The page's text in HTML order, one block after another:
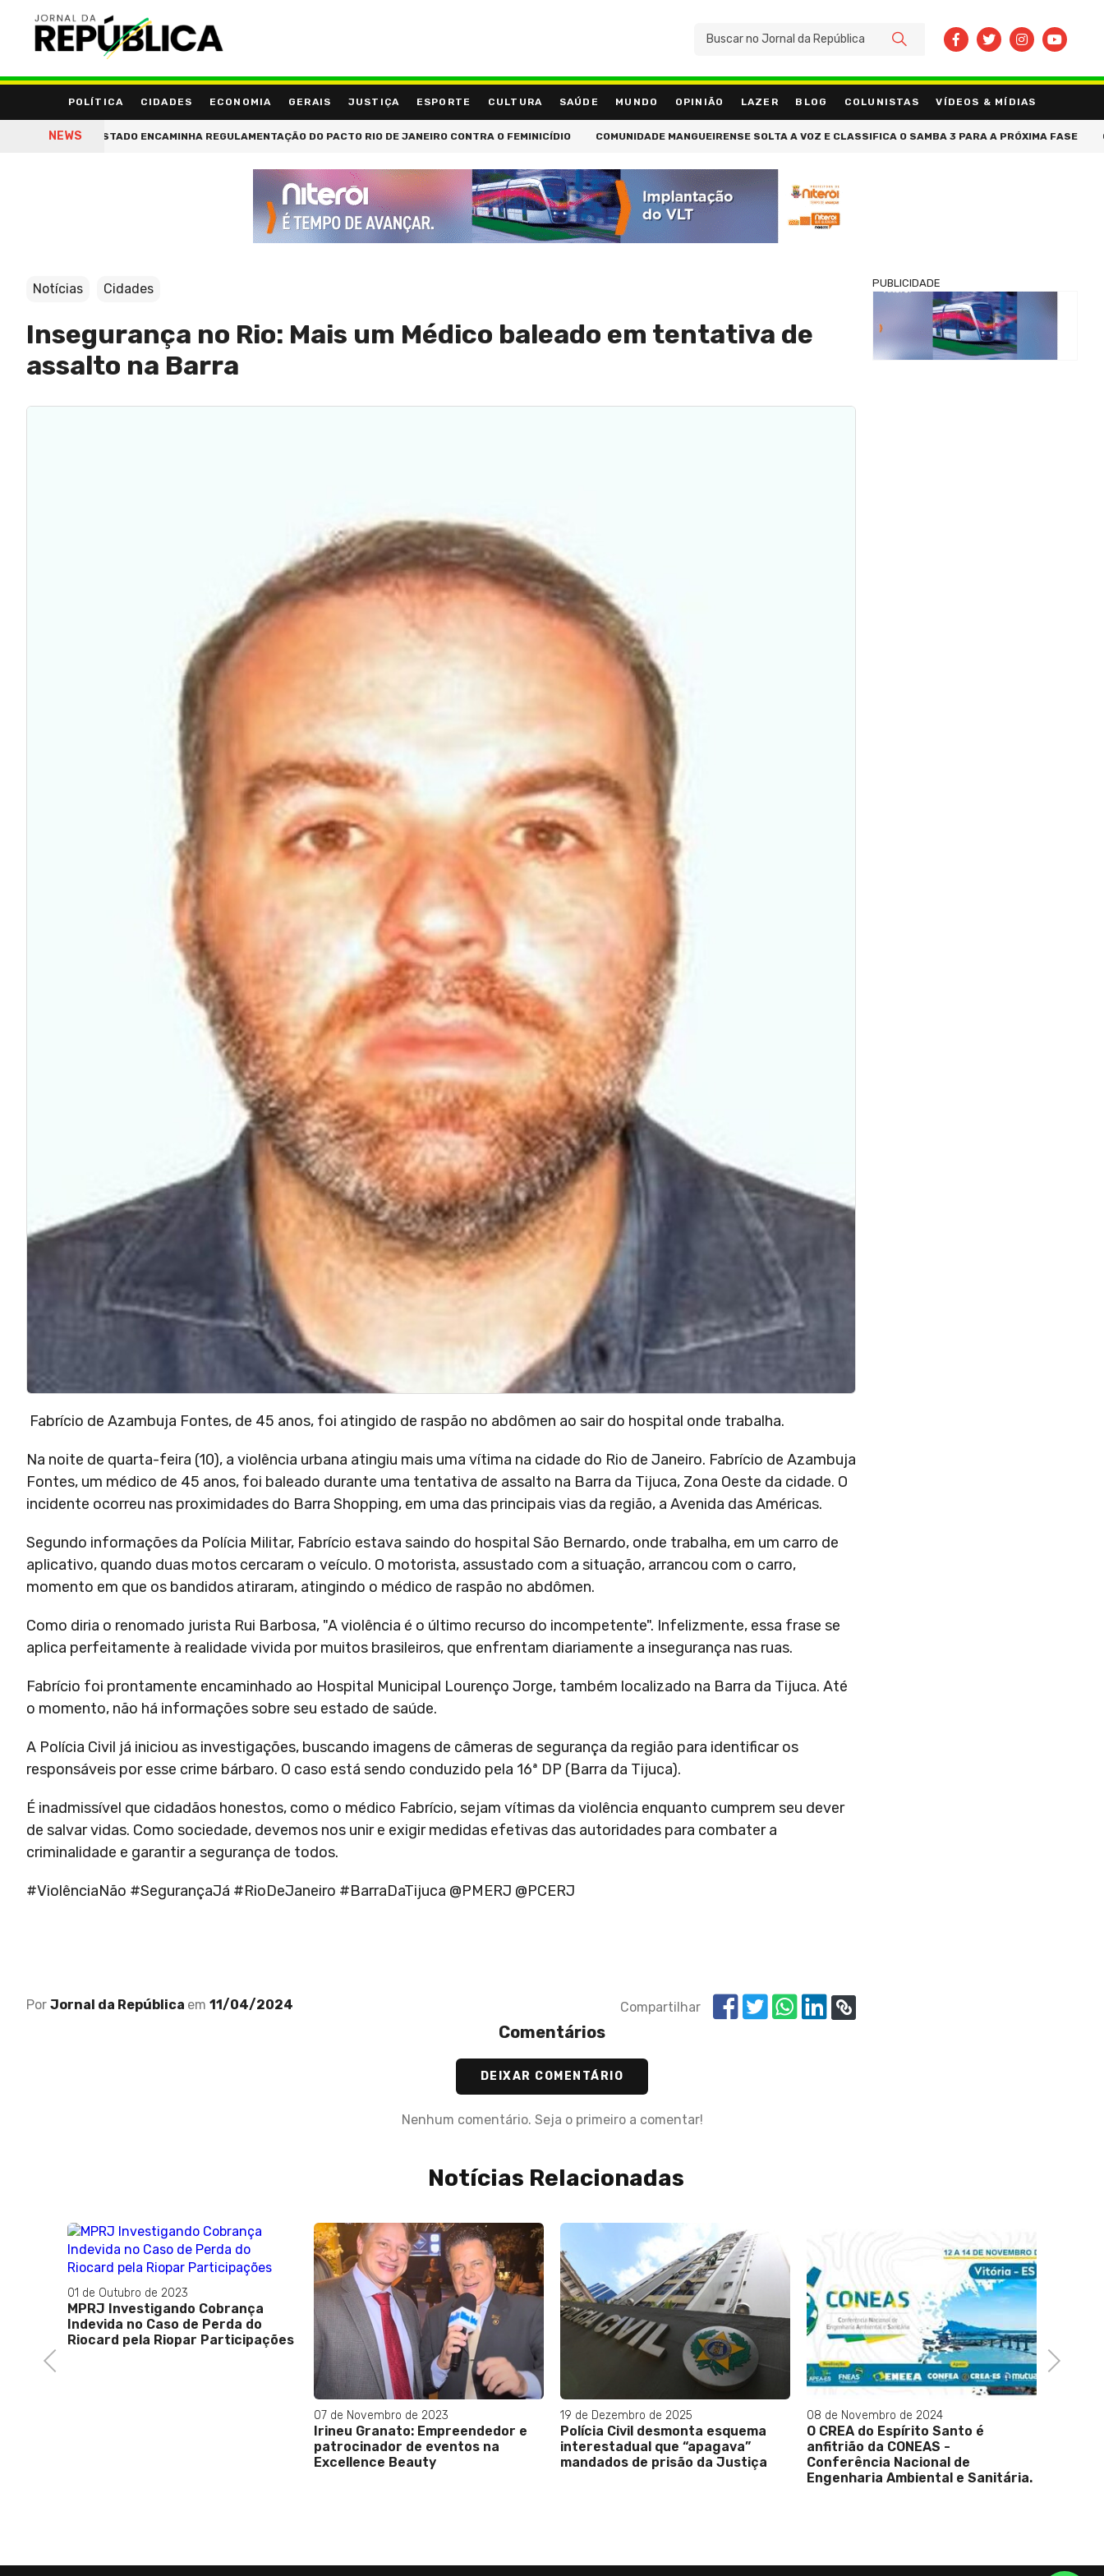
POLÍTICA CIDADES ECONOMIA GERAIS JUSTIÇA ESPORTE CULTURA SAÚDE MUNDO OPINIÃO LAZER BLOG COLUNISTAS VÍDEOS & MÍDIAS
NEWSNOVO RECORDE: PERCENTUAL DE BRASILEIROS ENDIVIDADOS ATINGE 82% EM JULHO CICLONE BOMBA CONTINUA NO SUL E SUDESTE DO PAÍS AGOSTO LILÁS: GOVERNO DO ESTADO
BUSCAR
Notícias Cidades
Insegurança no Rio: Mais um Médico baleado em tentativa de
assalto na Barra
Fabrício de Azambuja Fontes, de 45 anos, foi atingido de raspão no abdômen ao sair do hospital onde trabalha.
Na noite de quarta-feira (10), a violência urbana atingiu mais uma vítima na cidade do Rio de Janeiro. Fabrício de Azambuja
Fontes, um médico de 45 anos, foi baleado durante uma tentativa de assalto na Barra da Tijuca, Zona Oeste da cidade. O
incidente ocorreu nas proximidades do Barra Shopping, em uma das principais vias da região, a Avenida das Américas.
Segundo informações da Polícia Militar, Fabrício estava saindo do hospital São Bernardo, onde trabalha, em um carro de
aplicativo, quando duas motos cercaram o veículo. O motorista, assustado com a situação, arrancou com o carro,
momento em que os bandidos atiraram, atingindo o médico de raspão no abdômen.
Como diria o renomado jurista Rui Barbosa, "A violência é o último recurso do incompetente". Infelizmente, essa frase se
aplica perfeitamente à realidade vivida por muitos brasileiros, que enfrentam diariamente a insegurança nas ruas.
Fabrício foi prontamente encaminhado ao Hospital Municipal Lourenço Jorge, também localizado na Barra da Tijuca. Até
o momento, não há informações sobre seu estado de saúde.
A Polícia Civil já iniciou as investigações, buscando imagens de câmeras de segurança da região para identificar os
responsáveis por esse crime bárbaro. O caso está sendo conduzido pela 16ª DP (Barra da Tijuca).
É inadmissível que cidadãos honestos, como o médico Fabrício, sejam vítimas da violência enquanto cumprem seu dever
de salvar vidas. Como sociedade, devemos nos unir e exigir medidas efetivas das autoridades para combater a
criminalidade e garantir a segurança de todos.
#ViolênciaNão #SegurançaJá #RioDeJaneiro #BarraDaTijuca @PMERJ @PCERJ
Por Jornal da República em 11/04/2024 Compartilhar
PUBLICIDADE
Comentários
DEIXAR COMENTÁRIO
Nenhum comentário. Seja o primeiro a comentar!
Notícias Relacionadas
Previous
01 de Outubro de 2023
MPRJ Investigando Cobrança
Indevida no Caso de Perda do
Riocard pela Riopar Participações
07 de Novembro de 2023
Irineu Granato: Empreendedor e
patrocinador de eventos na
Excellence Beauty
19 de Dezembro de 2025
Polícia Civil desmonta esquema
interestadual que “apagava”
mandados de prisão da Justiça
08 de Novembro de 2024
O CREA do Espírito Santo é
anfitrião da CONEAS -
Conferência Nacional de
Engenharia Ambiental e Sanitária.
Next